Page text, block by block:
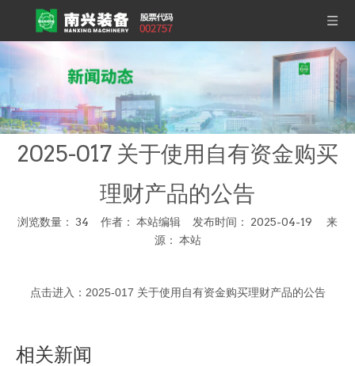
2025-017 关于使用自有资金购买
理财产品的公告
浏览数量： 34 作者： 本站编辑 发布时间： 2025-04-19 来
源： 本站
点击进入： 2025-017 关于使用自有资金购买理财产品的公告
相关新闻